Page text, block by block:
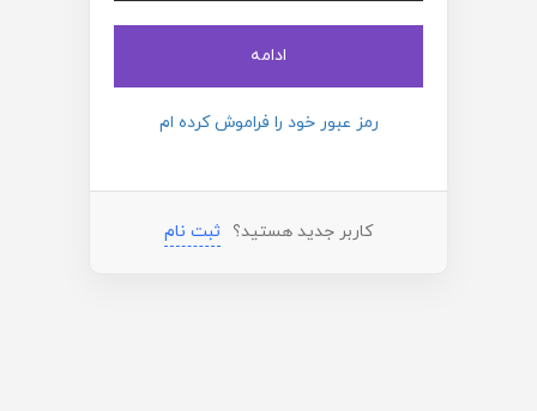
ادامه
رمز عبور خود را فراموش کرده ام
کاربر جدید هستید؟ ثبت ‌نام